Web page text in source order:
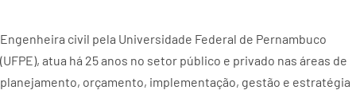
Engenheira civil pela Universidade Federal de Pernambuco
(UFPE), atua há 25 anos no setor público e privado nas áreas de
planejamento, orçamento, implementação, gestão e estratégia